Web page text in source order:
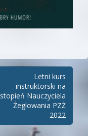
Letni kurs
instruktorski na
stopień Nauczyciela
Żeglowania PZŻ
2022